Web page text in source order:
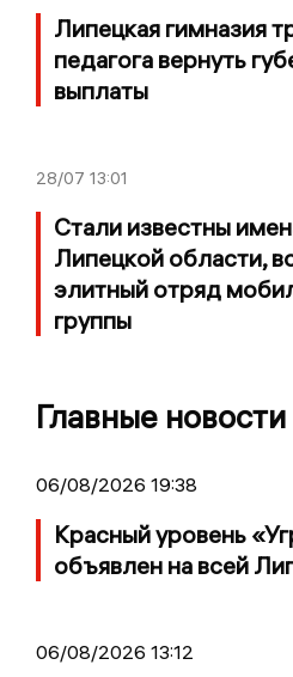
Липецкая гимназия
педагога вернуть
выплаты
28/07 13:01
Стали известны
Липецкой области,
элитный отряд
группы
Главные новости
06/08/2026 19:38
Красный уровень
объявлен на всей
06/08/2026 13:12